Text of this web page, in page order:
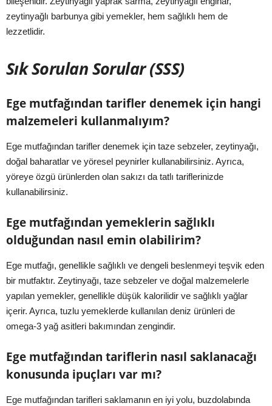
zeytinyağlı barbunya gibi yemekler, hem sağlıklı hem de
lezzetlidir.
Sık Sorulan Sorular (SSS)
Ege mutfağından tarifler denemek için hangi
malzemeleri kullanmalıyım?
Ege mutfağından tarifler denemek için taze sebzeler, zeytinyağı,
doğal baharatlar ve yöresel peynirler kullanabilirsiniz. Ayrıca,
yöreye özgü ürünlerden olan sakızı da tatlı tariflerinizde
kullanabilirsiniz.
Ege mutfağından yemeklerin sağlıklı
olduğundan nasıl emin olabilirim?
Ege mutfağı, genellikle sağlıklı ve dengeli beslenmeyi teşvik eden
bir mutfaktır. Zeytinyağı, taze sebzeler ve doğal malzemelerle
yapılan yemekler, genellikle düşük kalorilidir ve sağlıklı yağlar
içerir. Ayrıca, tuzlu yemeklerde kullanılan deniz ürünleri de
omega-3 yağ asitleri bakımından zengindir.
Ege mutfağından tariflerin nasıl saklanacağı
konusunda ipuçları var mı?
Ege mutfağından tarifleri saklamanın en iyi yolu, buzdolabında